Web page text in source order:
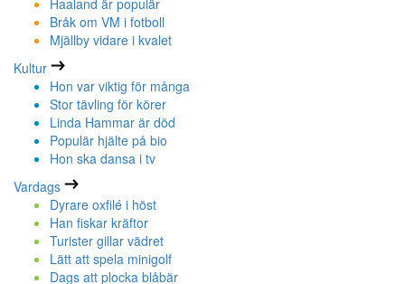
Haaland är populär
Bråk om VM i fotboll
Mjällby vidare i kvalet
Kultur
Hon var viktig för många
Stor tävling för körer
Linda Hammar är död
Populär hjälte på bio
Hon ska dansa i tv
Vardags
Dyrare oxfilé i höst
Han fiskar kräftor
Turister gillar vädret
Lätt att spela minigolf
Dags att plocka blåbär